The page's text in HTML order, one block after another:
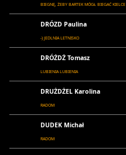
BIEGNĘ, ŻEBY BARTEK MÓGŁ BIEGAĆ KIELCE
DRÓZD Paulina
-) JEDLNIA LETNISKO
DRÓŻDŻ Tomasz
LUBIENIA LUBIENIA
DRUŻDŻEL Karolina
RADOM
DUDEK Michał
RADOM